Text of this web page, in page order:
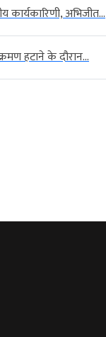
कार्यकारिणी, अभिजीत...
हटाने के दौरान...